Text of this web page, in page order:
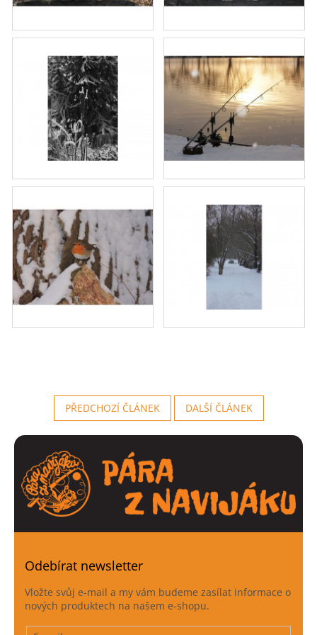
PŘEDCHOZÍ ČLÁNEK DALŠÍ ČLÁNEK
Odebírat newsletter
Vložte svůj e-mail a my vám budeme zasílat informace o
nových produktech na našem e-shopu.